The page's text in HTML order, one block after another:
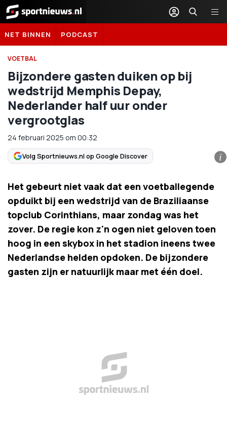
Sportnieuws.nl
NET BINNEN PODCAST
VOETBAL
Bijzondere gasten duiken op bij
wedstrijd Memphis Depay,
Nederlander half uur onder
vergrootglas
24 februari 2025 om 00:32
Volg Sportnieuws.nl op Google Discover i
Het gebeurt niet vaak dat een voetballegende
opduikt bij een wedstrijd van de Braziliaanse
topclub Corinthians, maar zondag was het
zover. De regie kon z'n ogen niet geloven toen
hoog in een skybox in het stadion ineens twee
Nederlandse helden opdoken. De bijzondere
gasten zijn er natuurlijk maar met één doel.